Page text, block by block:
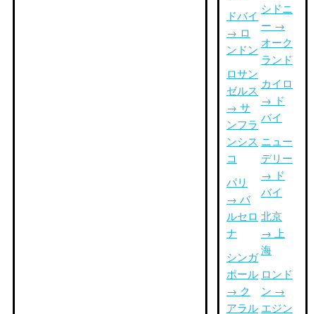
ドバイ
→ ロ
ンドン
ロサン
ゼルス
→ サ
ンフラ
ンシス
コ
パリ
→ バ
ルセロ
ナ
シンガ
ポール
→ ク
アラル
シドニ
ー →
オーク
ランド
カイロ
→ ド
バイ
ニュー
デリー
→ ド
バイ
北京
→ 上
海
ロンド
ン →
エジン